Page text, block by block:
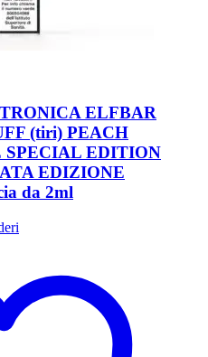
ELFBAR
(tiri) PEACH
SPECIAL EDITION
EDIZIONE
da 2ml